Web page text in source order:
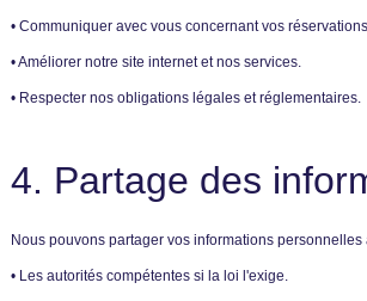
• Communiquer avec vous concernant vos
• Améliorer notre site internet et nos services.
• Respecter nos obligations légales et réglementaires.
4. Partage des
Nous pouvons partager vos informations personnelles
• Les autorités compétentes si la loi l'exige.